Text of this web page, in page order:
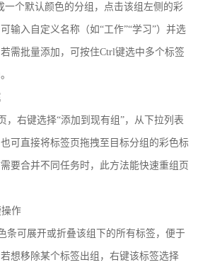
一个默认颜色的分组，点击该组左侧的彩
输入自定义名称（如“工作”“学习”）并选
需批量添加，可按住Ctrl键选中多个标签
，右键选择“添加到现有组”，从下拉列表
可直接将标签页拖拽至目标分组的彩色标
要合并不同任务时，此方法能快速重组页
作
条可展开或折叠该组下的所有标签，便于
想移除某个标签出组，右键该标签选择